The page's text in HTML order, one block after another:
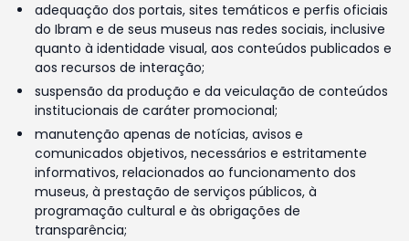
adequação dos portais, sites temáticos e perfis oficiais
do Ibram e de seus museus nas redes sociais, inclusive
quanto à identidade visual, aos conteúdos publicados e
aos recursos de interação;
suspensão da produção e da veiculação de conteúdos
institucionais de caráter promocional;
manutenção apenas de notícias, avisos e
comunicados objetivos, necessários e estritamente
informativos, relacionados ao funcionamento dos
museus, à prestação de serviços públicos, à
programação cultural e às obrigações de
transparência;